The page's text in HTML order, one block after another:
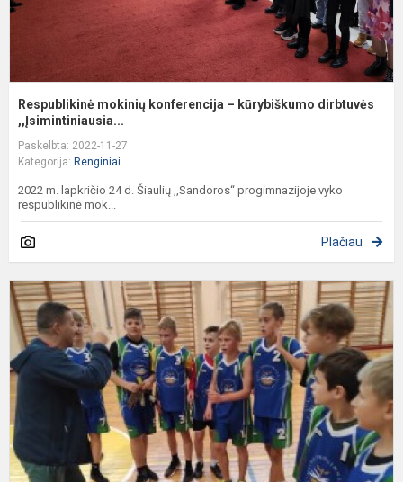
Respublikinė mokinių konferencija – kūrybiškumo dirbtuvės
,,Įsimintiniausia...
Paskelbta: 2022-11-27
Kategorija: Renginiai
2022 m. lapkričio 24 d. Šiaulių ,,Sandoros“ progimnazijoje vyko
respublikinė mok...
Plačiau